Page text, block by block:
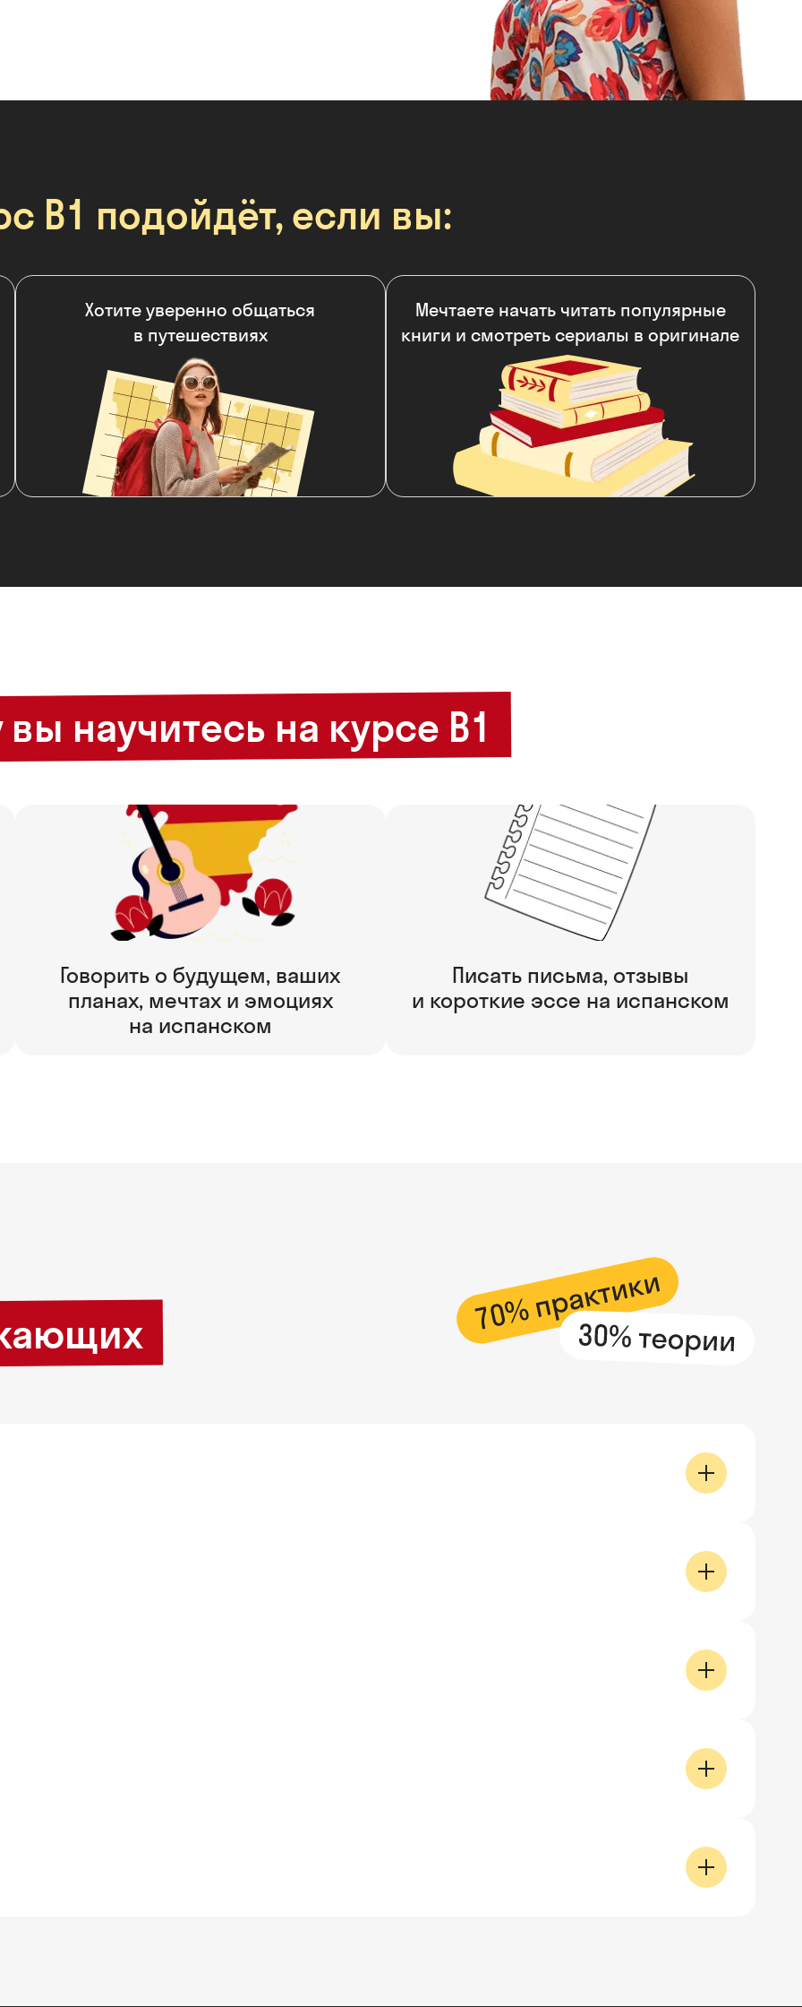
B1 подойдёт, если вы:
Хотите уверенно общаться
в путешествиях
Мечтаете начать читать популярные
книги и смотреть сериалы в оригинале
научитесь на курсе B1
Говорить о будущем, ваших
планах, мечтах и эмоциях
на испанском
Писать письма, отзывы
и короткие эссе на испанском